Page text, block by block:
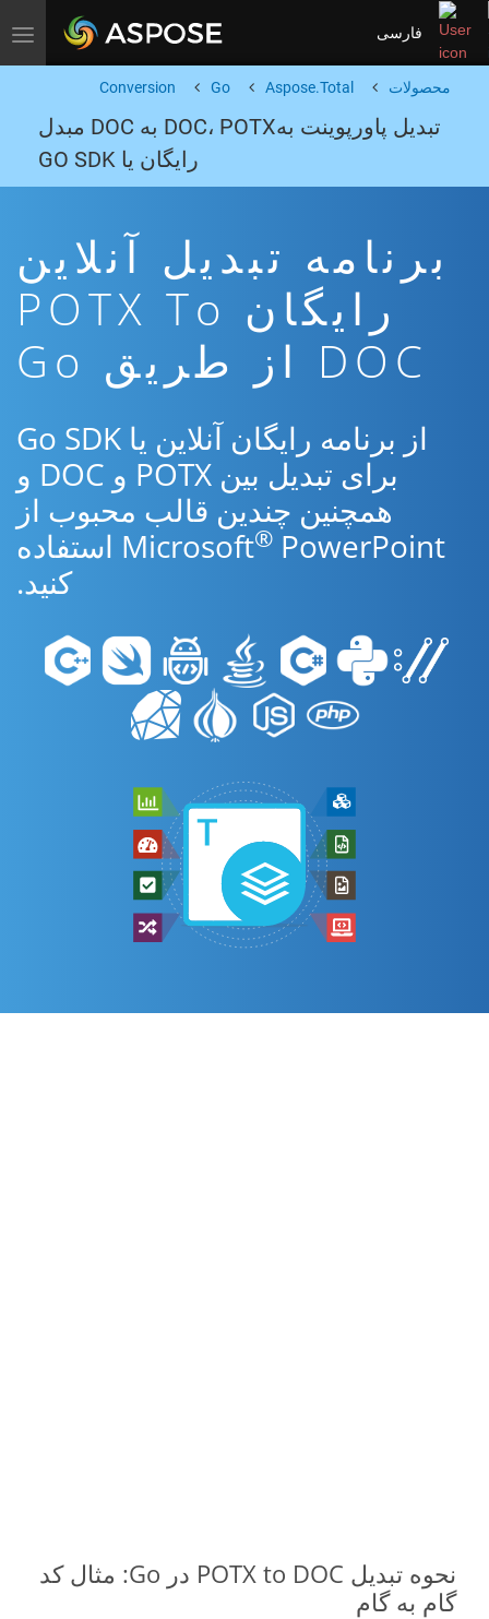
Toggle navigation فارسی
محصولات Aspose.Total
Go
Conversion
تبدیل پاورپوینت بهDOC، POTX به DOC مبدل
رایگان یا GO SDK
برنامه تبدیل آنلاین
رایگان POTX To
DOC از طریق Go
از برنامه رایگان آنلاین یا Go SDK
برای تبدیل بین POTX و DOC و
همچنین چندین قالب محبوب از
Microsoft®
PowerPoint استفاده
کنید.
نحوه تبدیل POTX to DOC در Go: مثال کد
گام به گام